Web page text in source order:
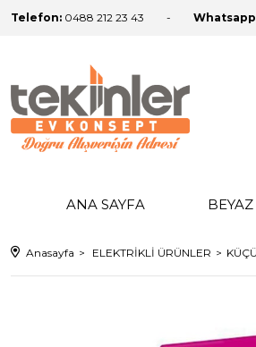
Telefon: 0488 212 23 43 Whatsapp
ANA SAYFA BEYAZ
Anasayfa ELEKTRİKLİ ÜRÜNLER